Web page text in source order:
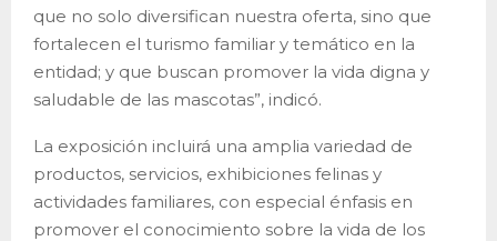
que no solo diversifican nuestra oferta, sino que
fortalecen el turismo familiar y temático en la
entidad; y que buscan promover la vida digna y
saludable de las mascotas”, indicó.
La exposición incluirá una amplia variedad de
productos, servicios, exhibiciones felinas y
actividades familiares, con especial énfasis en
promover el conocimiento sobre la vida de los